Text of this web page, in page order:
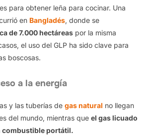
para obtener leña para cocinar. Una
en Bangladés, donde se
de 7.000 hectáreaspor la misma
el uso del GLP ha sido clave para
boscosas.
a la energía
y las tuberías de gas natural no llegan
del mundo, mientras que el gas licuado
combustible portátil.